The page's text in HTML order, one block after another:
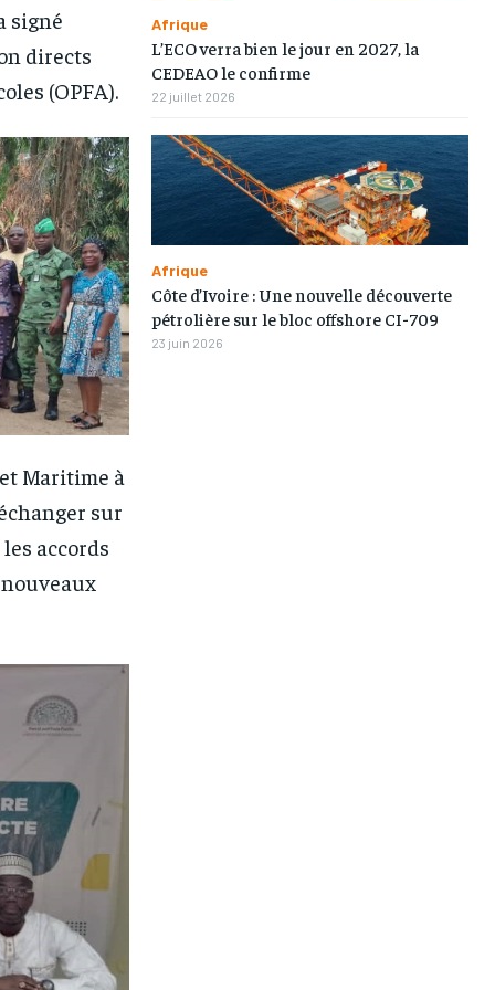
1-MONTH
1-MONTH
signé
directs
(OPFA).
Maritime à
sur
accords
Afrique
L’ECO verra bien le jour en 2027, la
CEDEAO le confirme
22 juillet 2026
Afrique
Côte d’Ivoire : Une nouvelle découverte
pétrolière sur le bloc offshore CI-709
23 juin 2026